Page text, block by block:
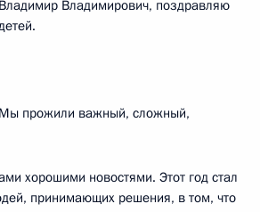
Владимир Владимирович, поздравляю
Мы прожили важный, сложный,
хорошими новостями. Этот год стал
принимающих решения, в том, что